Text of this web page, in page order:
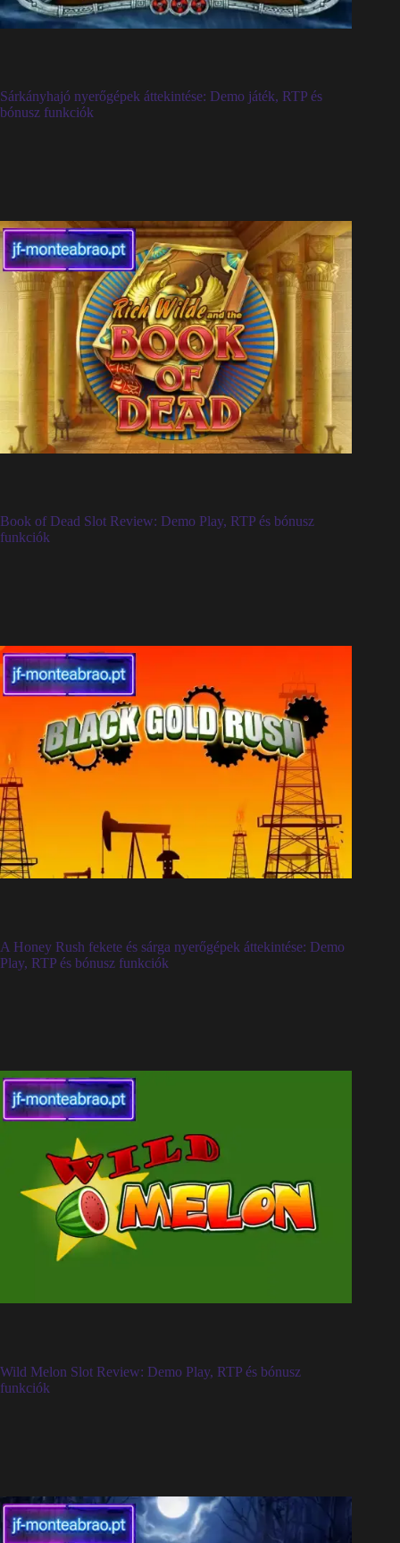
Sárkányhajó nyerőgépek áttekintése: Demo játék, RTP és
bónusz funkciók
Book of Dead Slot Review: Demo Play, RTP és bónusz
funkciók
A Honey Rush fekete és sárga nyerőgépek áttekintése: Demo
Play, RTP és bónusz funkciók
Wild Melon Slot Review: Demo Play, RTP és bónusz
funkciók